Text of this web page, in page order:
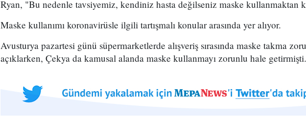
Ryan, "Bu nedenle tavsiyemiz, kendiniz hasta değilseniz maske kullanmaktan
Maske kullanımı koronavirüsle ilgili tartışmalı konular arasında yer alıyor.
Avusturya pazartesi günü süpermarketlerde alışveriş sırasında maske takma
açıklarken, Çekya da kamusal alanda maske kullanmayı zorunlu hale getirmişti.